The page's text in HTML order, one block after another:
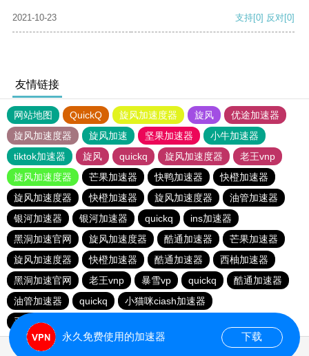
2021-10-23 支持[0] 反对[0]
友情链接
网站地图 QuickQ 旋风加速度器 旋风
优途加速器
旋风加速度器
旋风加速 坚果加速器
小牛加速器
tiktok加速器
旋风 quickq 旋风加速度器
老王vnp
旋风加速度器
芒果加速器 快鸭加速器
快橙加速器
旋风加速度器
快橙加速器 旋风加速度器
油管加速器
银河加速器
银河加速器 quickq
ins加速器
黑洞加速官网
旋风加速度器 酷通加速器
芒果加速器
旋风加速度器
快橙加速器 酷通加速器
西柚加速器
黑洞加速官网
老王vnp 暴雪vp quickq
酷通加速器
油管加速器
quickq
小猫咪ciash加速器
手机外国加速器官网
永久免费使用的加速器 下载